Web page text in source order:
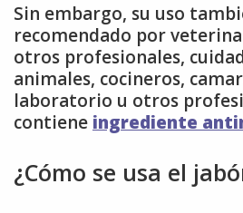
Sin embargo, su uso
recomendado por
otros profesionales,
animales, cocineros,
laboratorio u otros
contiene ingrediente
¿Cómo se usa el